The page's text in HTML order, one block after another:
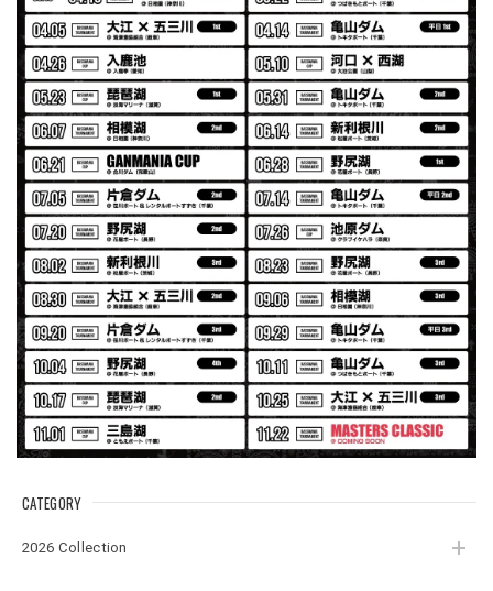
CATEGORY
2026 Collection
えば良かった！！
Logo Sweat Zip Parka [ASH GRY]
アッシュグレー XXL
2026/07/30
夏の早朝 少し肌寒い時一枚羽織りたい時ちょうど良い。
秋 冬 春 中でも外でも、ちょっと良い。厚めの生地がし
っかりしていて、タウンユースでも、気分良く歩けます。
Electric Motor Wire Code Jacket
2026/07/30
ネオプレーンの生地のしなやかな品で、何にでも使えるバス
マニアファンには、欠かせないアイテムですよ。ワイヤージ
ャケットは、もちろん 車内の、ロッドバーにマッチして、
気分も上がります。